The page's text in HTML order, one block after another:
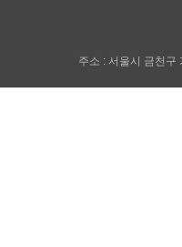
주소 : 서울시 금천